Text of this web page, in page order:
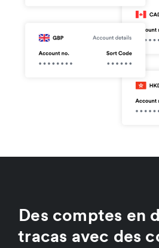
Des comptes en
tracas avec des